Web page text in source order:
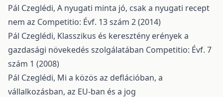
Pál Czeglédi, A nyugati minta jó, csak a nyugati recept
nem az Competitio: Évf. 13 szám 2 (2014)
Pál Czeglédi, Klasszikus és keresztény erények a
gazdasági növekedés szolgálatában Competitio: Évf. 7
szám 1 (2008)
Pál Czeglédi, Mi a közös az deflációban, a
vállalkozásban, az EU-ban és a jog